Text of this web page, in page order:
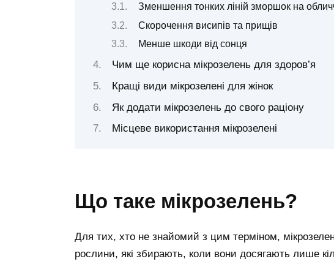
Зменшення тонких ліній зморшок на
Скорочення висипів та прищів
Менше шкоди від сонця
Чим ще корисна мікрозелень для здоров’я
Кращі види мікрозелені для жінок
Як додати мікрозелень до свого раціону
Місцеве використання мікрозелені
Що таке мікрозелень?
Для тих, хто не знайомий з цим терміном,
рослини, які збирають, коли вони досягають лише